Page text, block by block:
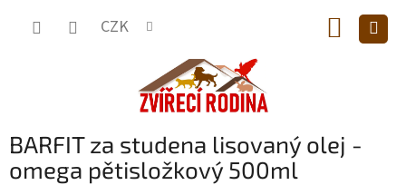
CZK
KOŠÍK
BARFIT za studena lisovaný olej -
omega pětisložkový 500ml